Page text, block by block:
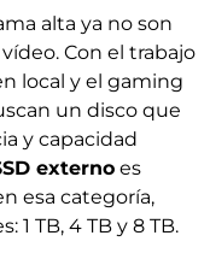
alta ya no son
Con el trabajo
local y el gaming
un disco que
y capacidad
externo es
esa categoría,
TB, 4 TB y 8 TB.